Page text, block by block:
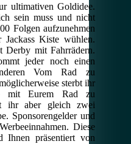
ultimativen Goldidee.
sein muss und nicht
Folgen aufzunehmen
Kiste wühlen.
Derby mit Fahrrädern.
jeder noch einen
Vom Rad zu
sterbt ihr
mit Eurem Rad zu
ihr aber gleich zwei
Sponsorengelder und
Diese
präsentiert von